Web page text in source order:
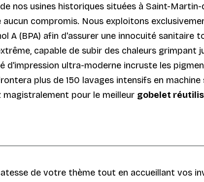
nos usines historiques situées à Saint-
compromis. Nous exploitons
A (BPA) afin d'assurer une innocuité
capable de subir des chaleurs grimpant
ultra-moderne incruste les
plus de 150 lavages intensifs en machine
pour le meilleur gobelet
de votre thème tout en accueillant vos